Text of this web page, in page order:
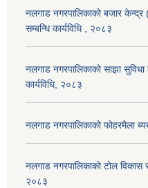
नलगाड नगरपालिकाको बजार
सम्बन्धि कार्यविधि , २०८३
नलगाड नगरपालिकाको साझा
कार्यविधि, २०८३
नलगाड नगरपालिकाको फोहरमैला
नलगाड नगरपालिकाको टोल विकास
२०८३